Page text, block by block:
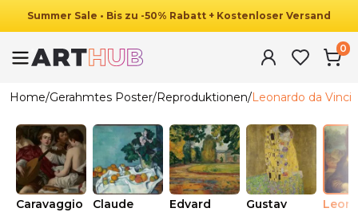
Summer Sale • Bis zu -50% Rabatt + Kostenloser Versand
0
Home/Gerahmtes Poster/Reproduktionen/Leonardo da Vinci
Caravaggio
Claude
Edvard
Gustav